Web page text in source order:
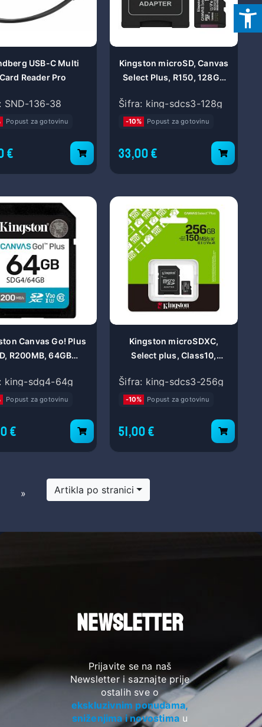
USB-C Multi
Card Reader Pro
SND-136-38
Popust za gotovinu
€
Kingston microSD, Canvas
Select Plus, R150, 128GB
Šifra: king-sdcs3-128g
-10% Popust za gotovinu
33,00 €
Canvas Go! Plus
R200MB, 64GB
king-sdg4-64g
Popust za gotovinu
€
Kingston microSDXC,
Select plus, Class10,
Šifra: king-sdcs3-256g
-10% Popust za gotovinu
51,00 €
» Artikla po stranici
NEWSLETTER
Prijavite se na naš
Newsletter i saznajte prije
ostalih sve o
ekskluzivnim ponudama,
sniženjima i novostima u
ponudi.